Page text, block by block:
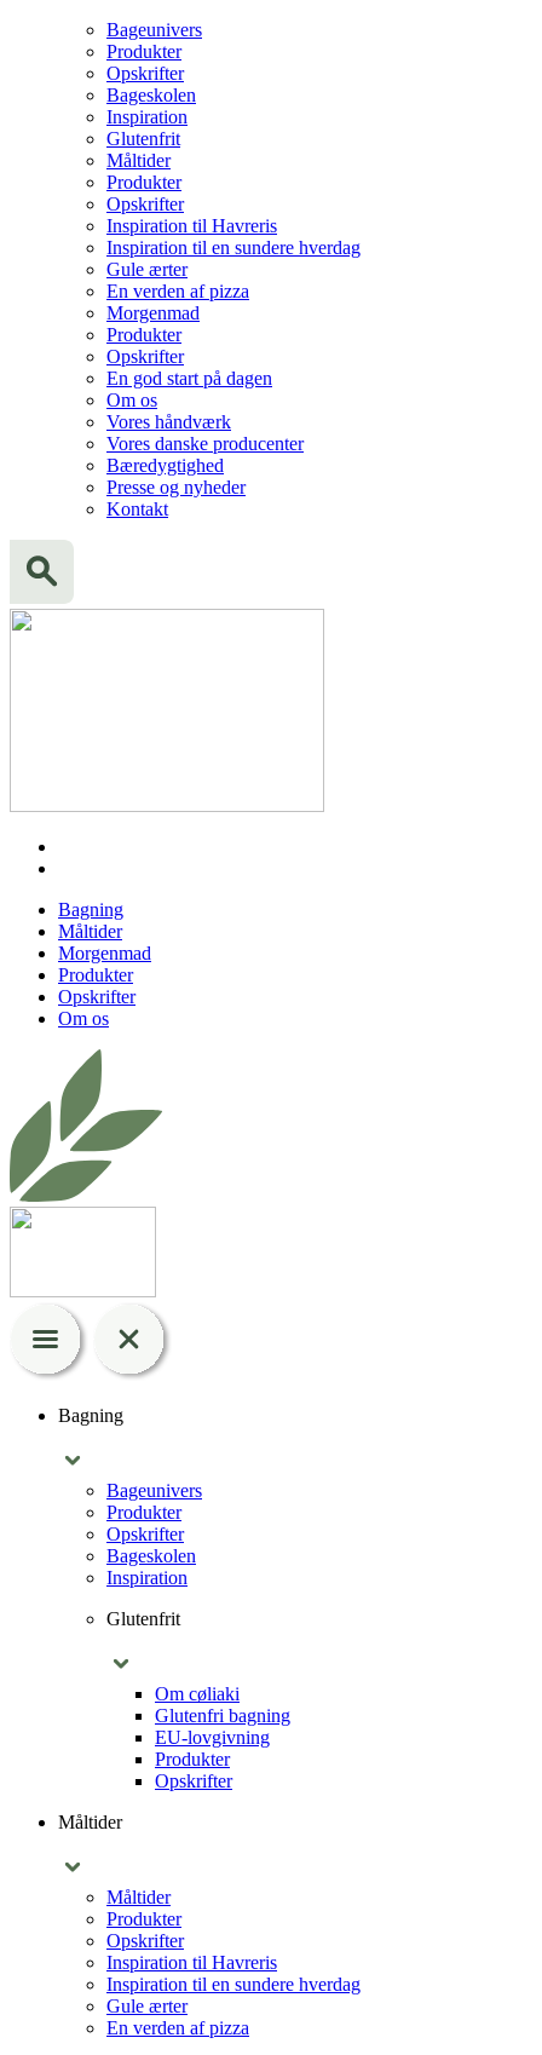
Bageunivers
Produkter
Opskrifter
Bageskolen
Inspiration
Glutenfrit
Måltider
Produkter
Opskrifter
Inspiration til Havreris
Inspiration til en sundere hverdag
Gule ærter
En verden af pizza
Morgenmad
Produkter
Opskrifter
En god start på dagen
Om os
Vores håndværk
Vores danske producenter
Bæredygtighed
Presse og nyheder
Kontakt
Bagning
Måltider
Morgenmad
Produkter
Opskrifter
Om os
Bagning
Bageunivers
Produkter
Opskrifter
Bageskolen
Inspiration
Glutenfrit
Om cøliaki
Glutenfri bagning
EU-lovgivning
Produkter
Opskrifter
Måltider
Måltider
Produkter
Opskrifter
Inspiration til Havreris
Inspiration til en sundere hverdag
Gule ærter
En verden af pizza